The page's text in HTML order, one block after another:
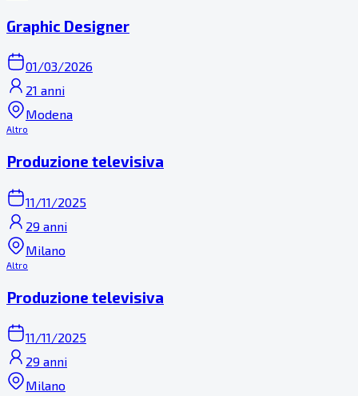
Graphic Designer
01/03/2026
21 anni
Modena
Altro
Produzione televisiva
11/11/2025
29 anni
Milano
Altro
Produzione televisiva
11/11/2025
29 anni
Milano